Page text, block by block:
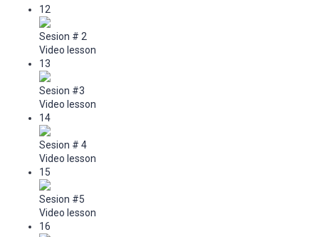
12
Sesion # 2
Video lesson
13
Sesion #3
Video lesson
14
Sesion # 4
Video lesson
15
Sesion #5
Video lesson
16